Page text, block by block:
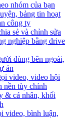
nhóm của bạn
bảng tin hoạt
công ty
sẻ và chỉnh sửa
nghiệp bằng drive
dùng bên ngoài,
án
video, video hội
nền tùy chỉnh
& cá nhân, khối
video, bình luận,